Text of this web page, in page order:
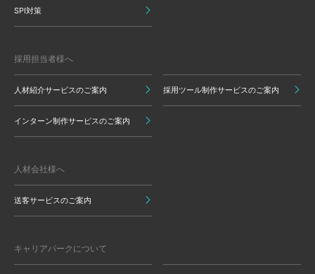
SPI対策
採用担当者様へ
人材紹介サービスのご案内 採用ツール制作サービスのご案内
インターン制作サービスのご案内
人材会社様へ
送客サービスのご案内
キャリアパークについて